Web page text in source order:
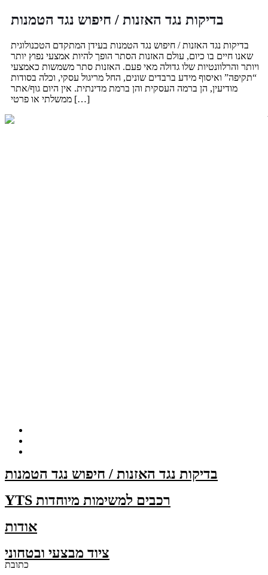
Skip
to
content
בדיקות נגד האזנות / חיפוש נגד הטמנות
בדיקות נגד האזנות / חיפוש נגד הטמנות בעידן המתקדם הטכנולוגית
שאנו חיים בו כיום, עולם האזנות הסתר הופך להיות אמצעי נפוץ יותר
ויותר והרלוונטיות שלו גדולה מאי פעם. האזנות סתר משמשות כאמצעי
“תקיפה” ואיסוף מידע ברבדים שונים, החל מריגול עסקי, וכלה בסודות
מודיעין, הן ברמה העסקית והן ברמת מדינתית. אין היום גוף/אתר
ממשלתי או פרטי […]
בדיקות נגד האזנות / חיפוש נגד הטמנות
YTS רכבים למשימות מיוחדות
אודות
ציוד מבצעי ובטחוני
כתובת